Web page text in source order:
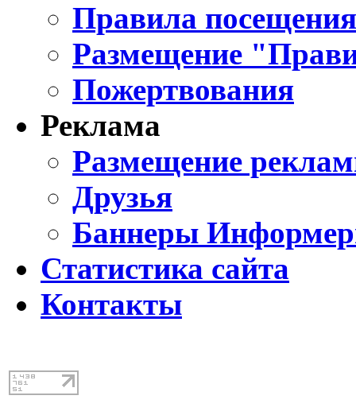
Правила
Размещение
Пожертвования
Реклама
Размещение
Друзья
Баннеры
Статистика сайта
Контакты